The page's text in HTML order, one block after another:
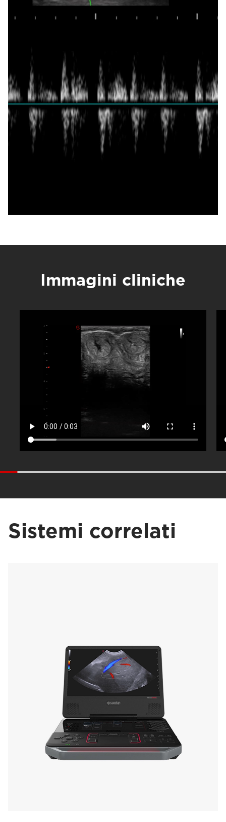
Immagini cliniche
Sistemi correlati